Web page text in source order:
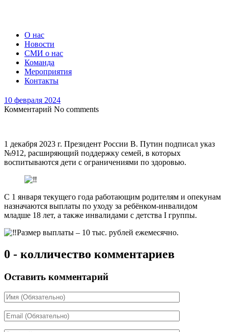
О нас
Новости
СМИ о нас
Команда
Мероприятия
Контакты
10 февраля 2024
Комментарий No comments
1 декабря 2023 г. Президент России В. Путин подписал указ
№912, расширяющий поддержку семей, в которых
воспитываются дети с ограничениями по здоровью.
С 1 января текущего года работающим родителям и опекунам
назначаются выплаты по уходу за ребёнком-инвалидом
младше 18 лет, а также инвалидами с детства I группы.
Размер выплаты – 10 тыс. рублей ежемесячно.
0 - колличество комментариев
Оставить комментарий